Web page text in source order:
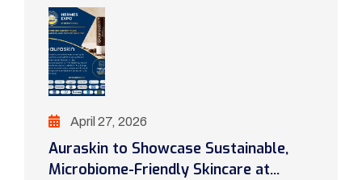
April 27, 2026
Auraskin to Showcase Sustainable,
Microbiome-Friendly Skincare at...